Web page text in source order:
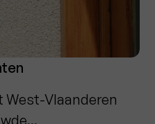
West-Vlaanderen